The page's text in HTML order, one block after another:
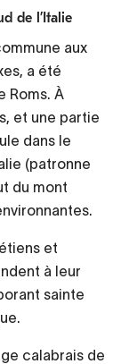
de l’Italie
aux
a été
Roms. À
et une partie
dans le
(patronne
du mont
et
à leur
sainte
calabrais de